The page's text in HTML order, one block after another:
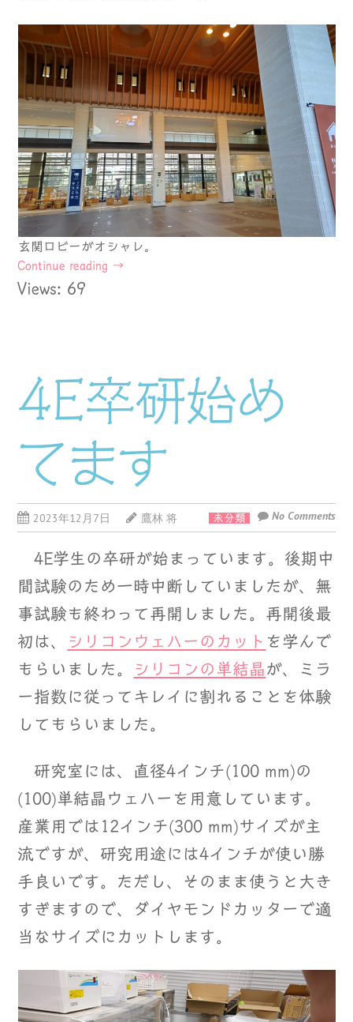
玄関ロビーがオシャレ。
Continue reading →
Views: 69
4E卒研始め
てます
2023年12月7日 鷹林 将 未分類 No Comments
4E学生の卒研が始まっています。後期中
間試験のため一時中断していましたが、無
事試験も終わって再開しました。再開後最
初は、
シリコンウェハーのカット を学んで
もらいました。
シリコンの単結晶 が、ミラ
ー指数に従ってキレイに割れることを体験
してもらいました。
研究室には、直径4インチ(100 mm)の
(100)単結晶ウェハーを用意しています。
産業用では12インチ(300 mm)サイズが主
流ですが、研究用途には4インチが使い勝
手良いです。ただし、そのまま使うと大き
すぎますので、ダイヤモンドカッターで適
当なサイズにカットします。